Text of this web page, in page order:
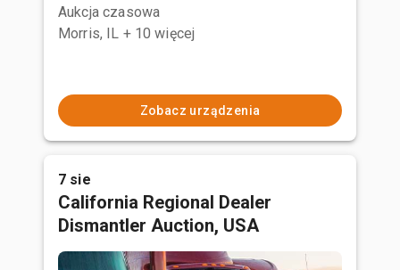
Aukcja czasowa
Morris, IL + 10 więcej
Zobacz urządzenia
7 sie
California Regional Dealer
Dismantler Auction, USA